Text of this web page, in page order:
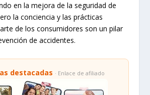
en la mejora de la seguridad de
la conciencia y las prácticas
de los consumidores son un pilar
de accidentes.
destacadas · Enlace de afiliado